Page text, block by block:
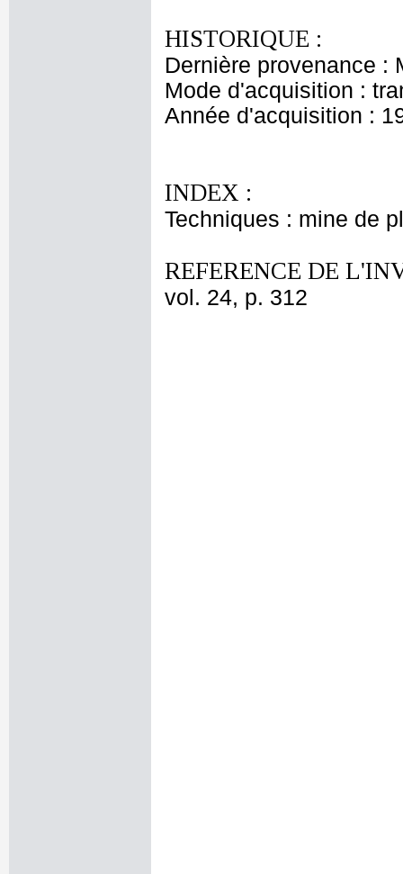
HISTORIQUE :
Dernière provenance :
Mode d'acquisition :
Année d'acquisition :
INDEX :
Techniques : mine de
REFERENCE DE
vol. 24, p. 312